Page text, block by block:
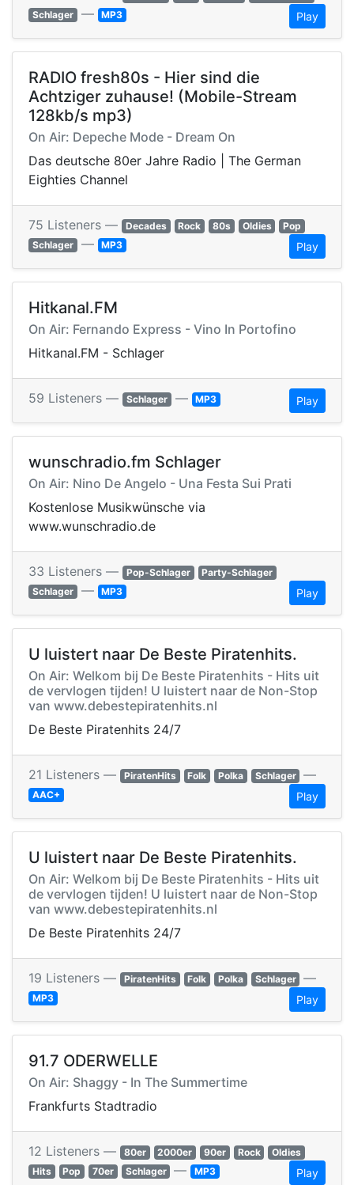
Schlager — MP3 Play
RADIO fresh80s - Hier sind die
Achtziger zuhause! (Mobile-Stream
128kb/s mp3)
On Air: Depeche Mode - Dream On
Das deutsche 80er Jahre Radio | The German
Eighties Channel
75 Listeners — Decades Rock 80s Oldies
Pop
Schlager — MP3 Play
Hitkanal.FM
On Air: Fernando Express - Vino In Portofino
Hitkanal.FM - Schlager
59 Listeners — Schlager — MP3 Play
wunschradio.fm Schlager
On Air: Nino De Angelo - Una Festa Sui Prati
Kostenlose Musikwünsche via
www.wunschradio.de
33 Listeners — Pop-Schlager
Party-Schlager
Schlager — MP3 Play
U luistert naar De Beste Piratenhits.
On Air: Welkom bij De Beste Piratenhits - Hits uit
de vervlogen tijden! U luistert naar de Non-Stop
van www.debestepiratenhits.nl
De Beste Piratenhits 24/7
21 Listeners — PiratenHits Folk Polka Schlager —
AAC+ Play
U luistert naar De Beste Piratenhits.
On Air: Welkom bij De Beste Piratenhits - Hits uit
de vervlogen tijden! U luistert naar de Non-Stop
van www.debestepiratenhits.nl
De Beste Piratenhits 24/7
19 Listeners — PiratenHits Folk Polka Schlager —
MP3 Play
91.7 ODERWELLE
On Air: Shaggy - In The Summertime
Frankfurts Stadtradio
12 Listeners — 80er 2000er 90er Rock
Oldies
Hits
Pop 70er Schlager — MP3 Play